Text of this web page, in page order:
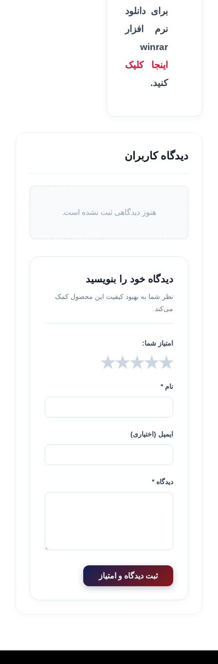
برای دانلود
نرم افزار
winrar
اینجا کلیک
کنید.
دیدگاه کاربران
هنوز دیدگاهی ثبت نشده است.
دیدگاه خود را بنویسید
نظر شما به بهبود کیفیت این محصول کمک
می‌کند.
امتیاز شما:
★★★★★
نام *
ایمیل (اختیاری)
دیدگاه *
ثبت دیدگاه و امتیاز